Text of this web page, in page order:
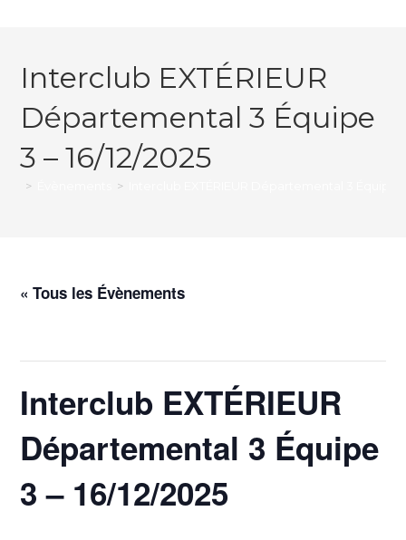
Interclub EXTÉRIEUR
Départemental 3 Équipe
3 – 16/12/2025
> >
« Tous les Évènements
Interclub EXTÉRIEUR
Départemental 3 Équipe
3 – 16/12/2025